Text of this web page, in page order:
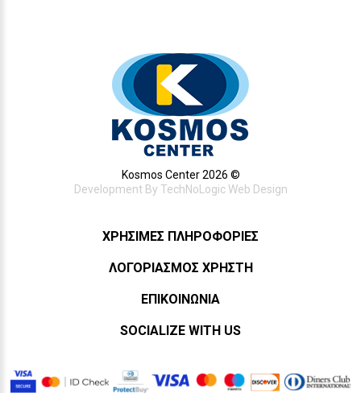
Kosmos Center 2026 ©
Development By TechNoLogic Web Design
ΧΡΉΣΙΜΕΣ ΠΛΗΡΟΦΟΡΊΕΣ
ΛΟΓΟΡΙΑΣΜΌΣ ΧΡΉΣΤΗ
ΕΠΙΚΟΙΝΩΝΊΑ
SOCIALIZE WITH US